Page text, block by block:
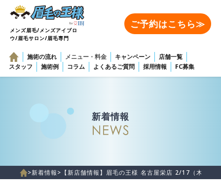
メンズ眉毛/メンズアイブロ
ウ/眉毛サロン/眉毛専門
ご予約はこちら≫
施術の流れ メニュー・料金 キャンペーン
店舗一覧
スタッフ
施術例 コラム よくあるご質問 採用情報 FC募集
新着情報
>新着情報> 【新店舗情報】眉毛の王様 名古屋栄店 2/17（木）に